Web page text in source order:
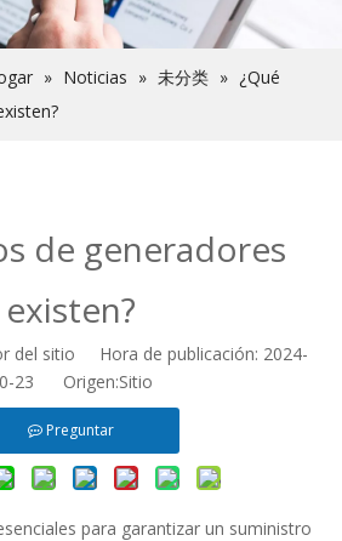
» Noticias » 未分类 » ¿Qué
de generadores
existen?
del sitio Hora de publicación: 2024-
23 Origen:Sitio
Preguntar
para garantizar un suministro